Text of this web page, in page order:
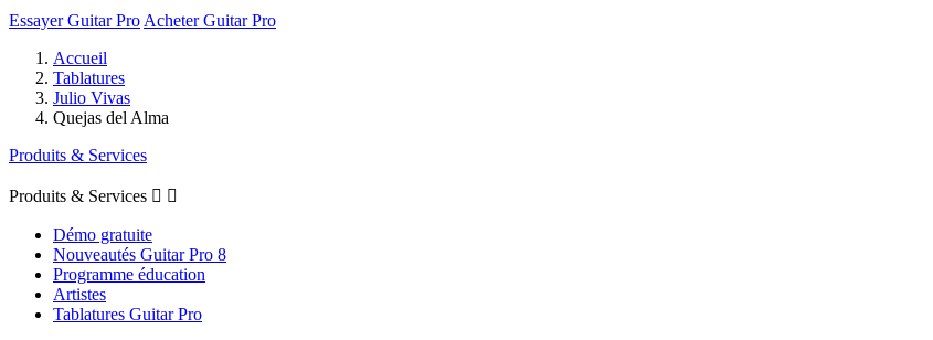
Essayer Guitar Pro Acheter Guitar Pro
Accueil
Tablatures
Julio Vivas
Quejas del Alma
Produits & Services
Produits & Services  
Démo gratuite
Nouveautés Guitar Pro 8
Programme éducation
Artistes
Tablatures Guitar Pro